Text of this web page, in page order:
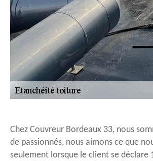
Chez Couvreur Bordeaux 33, nous
de passionnés, nous aimons ce que
seulement lorsque le client se déclare